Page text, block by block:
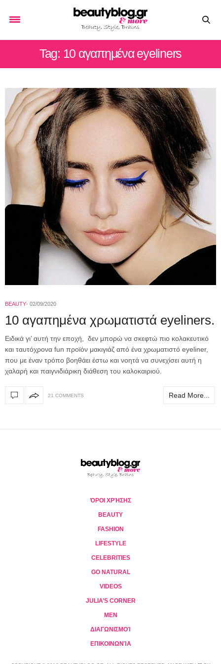
Tag: 10 αγαπημένα eyeliners
BEAUTY 02/09/2020
10 αγαπημένα χρωματιστά eyeliners.
Ειδικά γι’ αυτή την εποχή, δεν μπορώ να σκεφτώ πιο κολακευτικό
και ταυτόχρονα fun προϊόν μακιγιάζ από ένα χρωματιστό eyeliner,
που με έναν τρόπο βοηθάει έστω και νοητά να συνεχίσει αυτή η
χαλαρή και παιγνιδιάρικη διάθεση του καλοκαιριού.
21 COMMENTS Read More...
ΌΡΟΙ ΧΡΉΣΗΣ
BEAUTY
FASHION
LIFESTYLE
CELEBRITIES
GO NATURAL
VIDEOS
JULIA’S CORNER
MEN
ΔΙΑΓΩΝΙΣΜΟΊ
ΕΠΙΚΟΙΝΩΝΊΑ